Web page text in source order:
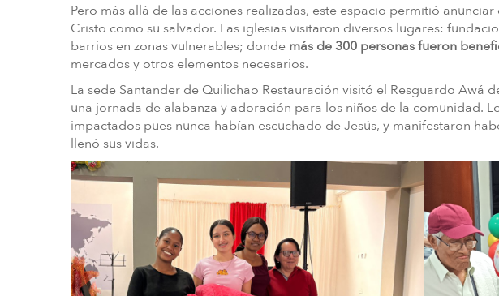
Pero más allá de las acciones realizadas, este espacio permitió
Cristo como su salvador. Las iglesias visitaron diversos lugares:
barrios en zonas vulnerables; donde más de 300 personas fueron
mercados y otros elementos necesarios.
La sede Santander de Quilichao Restauración visitó el Resguardo Awá
una jornada de alabanza y adoración para los niños de la comunidad.
impactados pues nunca habían escuchado de Jesús, y manifestaron
llenó sus vidas.